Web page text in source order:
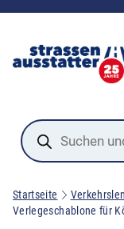
Products
search
Startseite
Verlegeschablone für